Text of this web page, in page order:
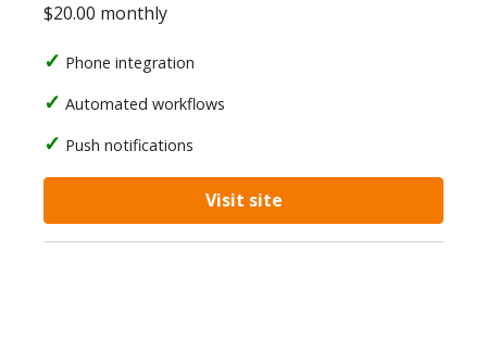
$20.00 monthly
Phone integration
Automated workflows
Push notifications
Visit site